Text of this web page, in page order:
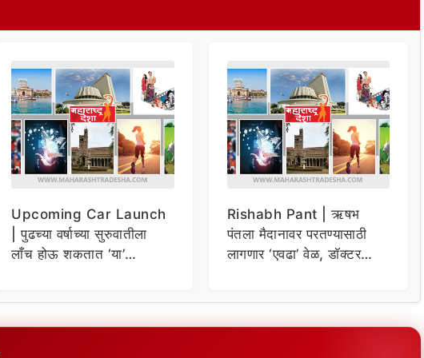
Upcoming Car Launch
| पुढच्या वर्षाच्या सुरुवातीला
लाँच होऊ शकतात ‘या’
Rishabh Pant | ऋषभ
पंतला मैदानावर परतण्यासाठी
लागणार ‘एवढा’ वेळ, डॉक्टर